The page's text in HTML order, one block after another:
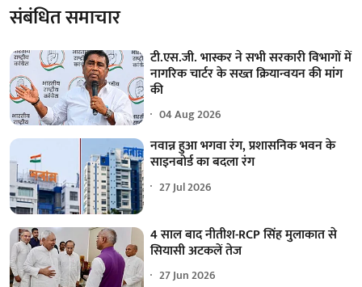
संबंधित समाचार
टी.एस.जी. भास्कर ने सभी सरकारी विभागों में
नागरिक चार्टर के सख्त क्रियान्वयन की मांग
की
04 Aug 2026
नवान्न हुआ भगवा रंग, प्रशासनिक भवन के
साइनबोर्ड का बदला रंग
27 Jul 2026
4 साल बाद नीतीश-RCP सिंह मुलाकात से
सियासी अटकलें तेज
27 Jun 2026